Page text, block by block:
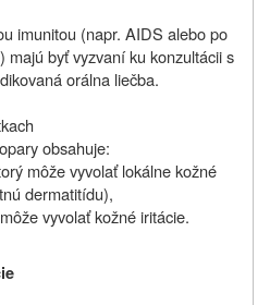
imunitou (napr. AIDS alebo po
majú byť vyzvaní ku konzultácii s
orálna liečba.
obsahuje:
môže vyvolať lokálne kožné
dermatitídu),
vyvolať kožné iritácie.